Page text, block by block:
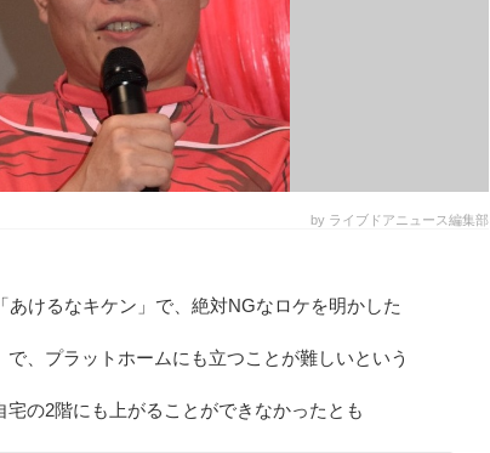
by ライブドアニュース編集部
あけるなキケン」で、絶対NGなロケを明かした
で、プラットホームにも立つことが難しいという
宅の2階にも上がることができなかったとも